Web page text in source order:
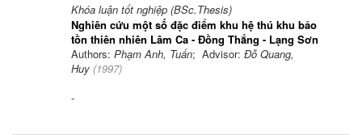
Khóa luận tốt nghiệp (BSc.Thesis)
Nghiên cứu một số đặc điểm khu hệ thú khu bảo
tồn thiên nhiên Lâm Ca - Đồng Thắng - Lạng Sơn
Authors: Phạm Anh, Tuấn; Advisor: Đỗ Quang,
Huy (1997)
-